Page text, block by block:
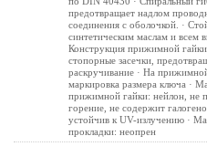
предотвращает надлом
соединения с оболочкой. ·
синтетическим маслам и всем
Конструкция прижимной
стопорные засечки,
раскручивание · На
маркировка размера ключа ·
прижимной гайки: нейлон, не
горение, не содержит
устойчив к UV-излучению ·
прокладки: неопрен